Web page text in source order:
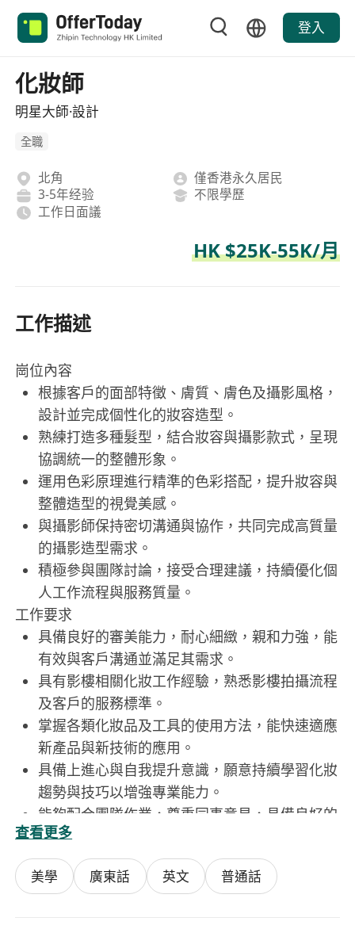
登入
化妝師
明星大師·設計
全職
北角
僅香港永久居民
3-5年经验
不限學歷
工作日面議
HK $25K-55K/月
工作描述
崗位內容
根據客戶的面部特徵、膚質、膚色及攝影風格，
設計並完成個性化的妝容造型。
熟練打造多種髮型，結合妝容與攝影款式，呈現
協調統一的整體形象。
運用色彩原理進行精準的色彩搭配，提升妝容與
整體造型的視覺美感。
與攝影師保持密切溝通與協作，共同完成高質量
的攝影造型需求。
積極參與團隊討論，接受合理建議，持續優化個
人工作流程與服務質量。
工作要求
具備良好的審美能力，耐心細緻，親和力強，能
有效與客戶溝通並滿足其需求。
具有影樓相關化妝工作經驗，熟悉影樓拍攝流程
及客戶的服務標準。
掌握各類化妝品及工具的使用方法，能快速適應
新產品與新技術的應用。
具備上進心與自我提升意識，願意持續學習化妝
趨勢與技巧以增強專業能力。
能夠配合團隊作業，尊重同事意見，具備良好的
團隊合作精神。
查看更多
美學 廣東話 英文 普通話